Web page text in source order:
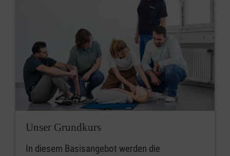
Unser Grundkurs
In diesem Basisangebot werden die